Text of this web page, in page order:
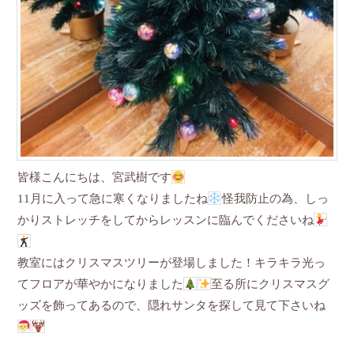
皆様こんにちは、宮武樹です
11月に入って急に寒くなりましたね
怪我防止の為、しっ
かりストレッチをしてからレッスンに臨んでくださいね
教室にはクリスマスツリーが登場しました！キラキラ光っ
てフロアが華やかになりました
至る所にクリスマスグ
ッズを飾ってあるので、隠れサンタを探して見て下さいね